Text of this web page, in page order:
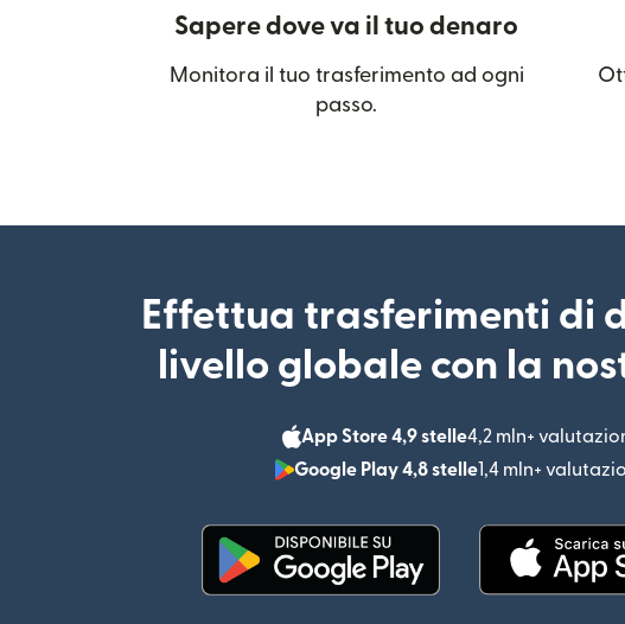
Sapere dove va il tuo denaro
Monitora il tuo trasferimento ad ogni
passo.
Effettua trasferimenti di
livello globale con la
App Store 4,9 stelle4,2 mln+
Google Play 4,8 stelle1,4 mln+